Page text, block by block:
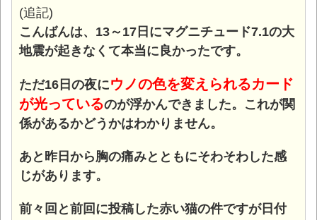
(追記)
こんばんは、13～17日にマグニチュード7.1の大
地震が起きなくて本当に良かったです。
ただ16日の夜にウノの色を変えられるカード
が光っているのが浮かんできました。これが関
係があるかどうかはわかりません。
あと昨日から胸の痛みとともにそわそわした感
じがあります。
前々回と前回に投稿した赤い猫の件ですが日付